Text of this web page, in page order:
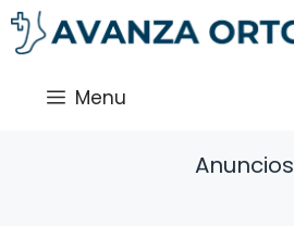
Saltar
al
Menu
Anuncios